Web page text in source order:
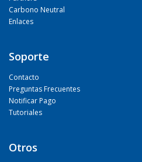
Carbono Neutral
Enlaces
Soporte
Contacto
Preguntas Frecuentes
Notificar Pago
Tutoriales
Otros